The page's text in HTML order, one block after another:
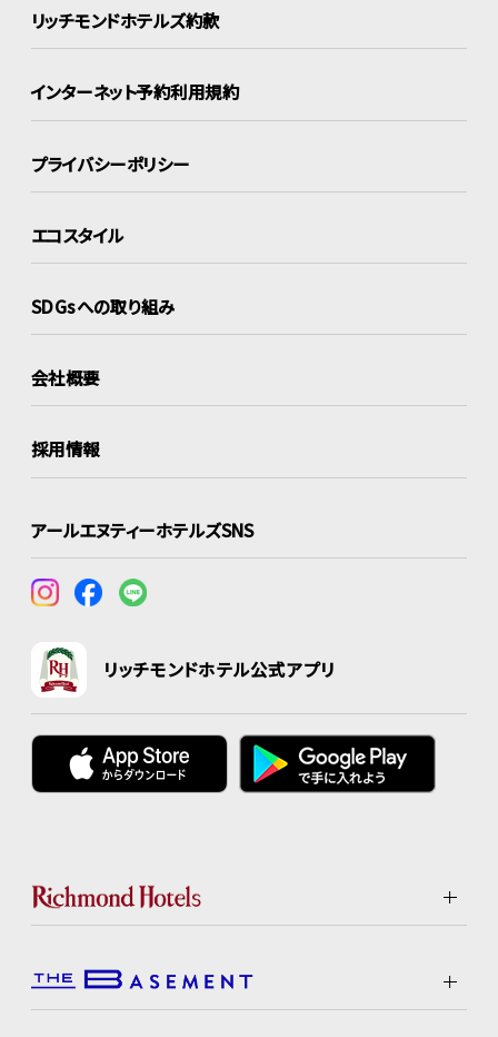
リッチモンドホテルズ約款
インターネット予約利用規約
プライバシーポリシー
エコスタイル
SDGsへの取り組み
会社概要
採用情報
アールエヌティーホテルズSNS
リッチモンドホテル公式アプリ